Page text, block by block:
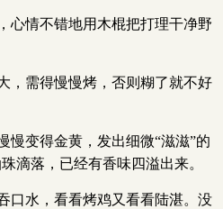
心情不错地用木棍把打理干净野
，需得慢慢烤，否则糊了就不好
慢变得金黄，发出细微“滋滋”的
滴落，已经有香味四溢出来。
口水，看看烤鸡又看看陆湛。没